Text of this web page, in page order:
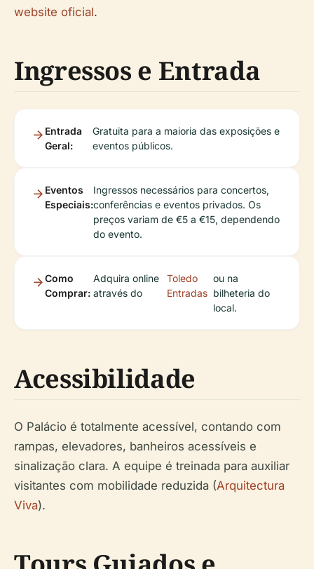
website oficial.
Ingressos e Entrada
Entrada
Geral:
Gratuita para a maioria das exposições e
eventos públicos.
Eventos
Especiais:
Ingressos necessários para concertos,
conferências e eventos privados. Os
preços variam de €5 a €15, dependendo
do evento.
Como
Comprar:
Adquira online
através do
Toledo
Entradas
ou na
bilheteria do
local.
Acessibilidade
O Palácio é totalmente acessível, contando com
rampas, elevadores, banheiros acessíveis e
sinalização clara. A equipe é treinada para auxiliar
visitantes com mobilidade reduzida (Arquitectura
Viva).